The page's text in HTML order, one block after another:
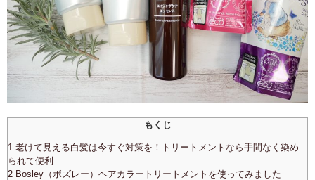
もくじ
1 老けて見える白髪は今すぐ対策を！トリートメントなら手間なく染め
られて便利
2 Bosley（ボズレー）ヘアカラートリートメントを使ってみました